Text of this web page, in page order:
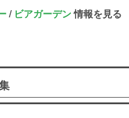
/ ビアガーデン情報を見る